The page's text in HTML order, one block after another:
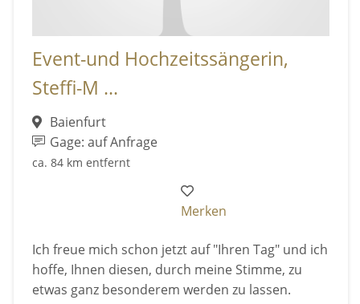
Event-und Hochzeitssängerin,
Steffi-M ...
Baienfurt
Gage: auf Anfrage
ca. 84 km entfernt
Merken
Ich freue mich schon jetzt auf "Ihren Tag" und ich
hoffe, Ihnen diesen, durch meine Stimme, zu
etwas ganz besonderem werden zu lassen.